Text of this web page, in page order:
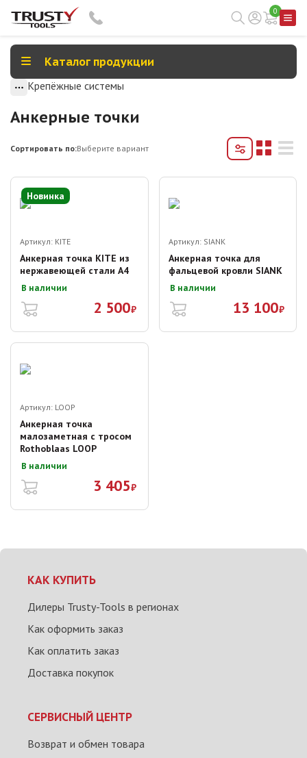
0
Каталог продукции
Крепёжные системы
Анкерные точки
Сортировать по:Выберите вариант
Артикул: KITE
Анкерная точка KITE из
нержавеющей стали A4
В наличии
Новинка
2 500₽
Артикул: SIANK
Анкерная точка для
фальцевой кровли SIANK
В наличии
13 100₽
Артикул: LOOP
Анкерная точка
малозаметная с тросом
Rothoblaas LOOP
В наличии
3 405₽
КАК КУПИТЬ
Дилеры Trusty-Tools в регионах
Как оформить заказ
Как оплатить заказ
Доставка покупок
СЕРВИСНЫЙ ЦЕНТР
Возврат и обмен товара